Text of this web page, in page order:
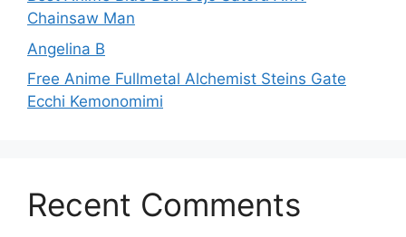
Chainsaw Man
Angelina B
Free Anime Fullmetal Alchemist Steins Gate
Ecchi Kemonomimi
Recent Comments